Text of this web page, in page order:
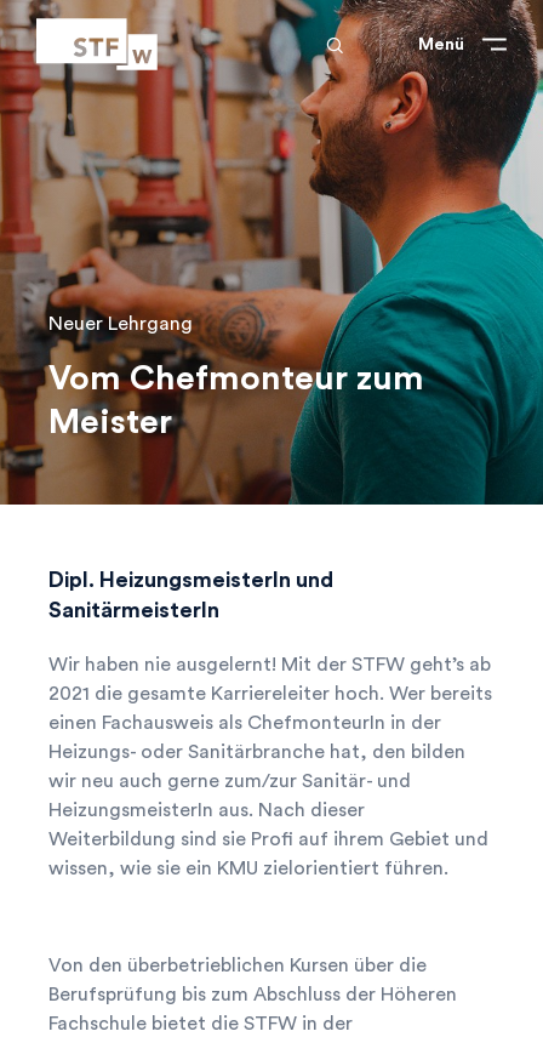
Schliessen
search Menü
Neuer Lehrgang
Vom Chefmonteur zum
Meister
Dipl. HeizungsmeisterIn und
SanitärmeisterIn
Wir haben nie ausgelernt! Mit der STFW geht’s ab
2021 die gesamte Karriereleiter hoch. Wer bereits
einen Fachausweis als ChefmonteurIn in der
Heizungs- oder Sanitärbranche hat, den bilden
wir neu auch gerne zum/zur Sanitär- und
HeizungsmeisterIn aus. Nach dieser
Weiterbildung sind sie Profi auf ihrem Gebiet und
wissen, wie sie ein KMU zielorientiert führen.
Von den überbetrieblichen Kursen über die
Berufsprüfung bis zum Abschluss der Höheren
Fachschule bietet die STFW in der
Schliessen